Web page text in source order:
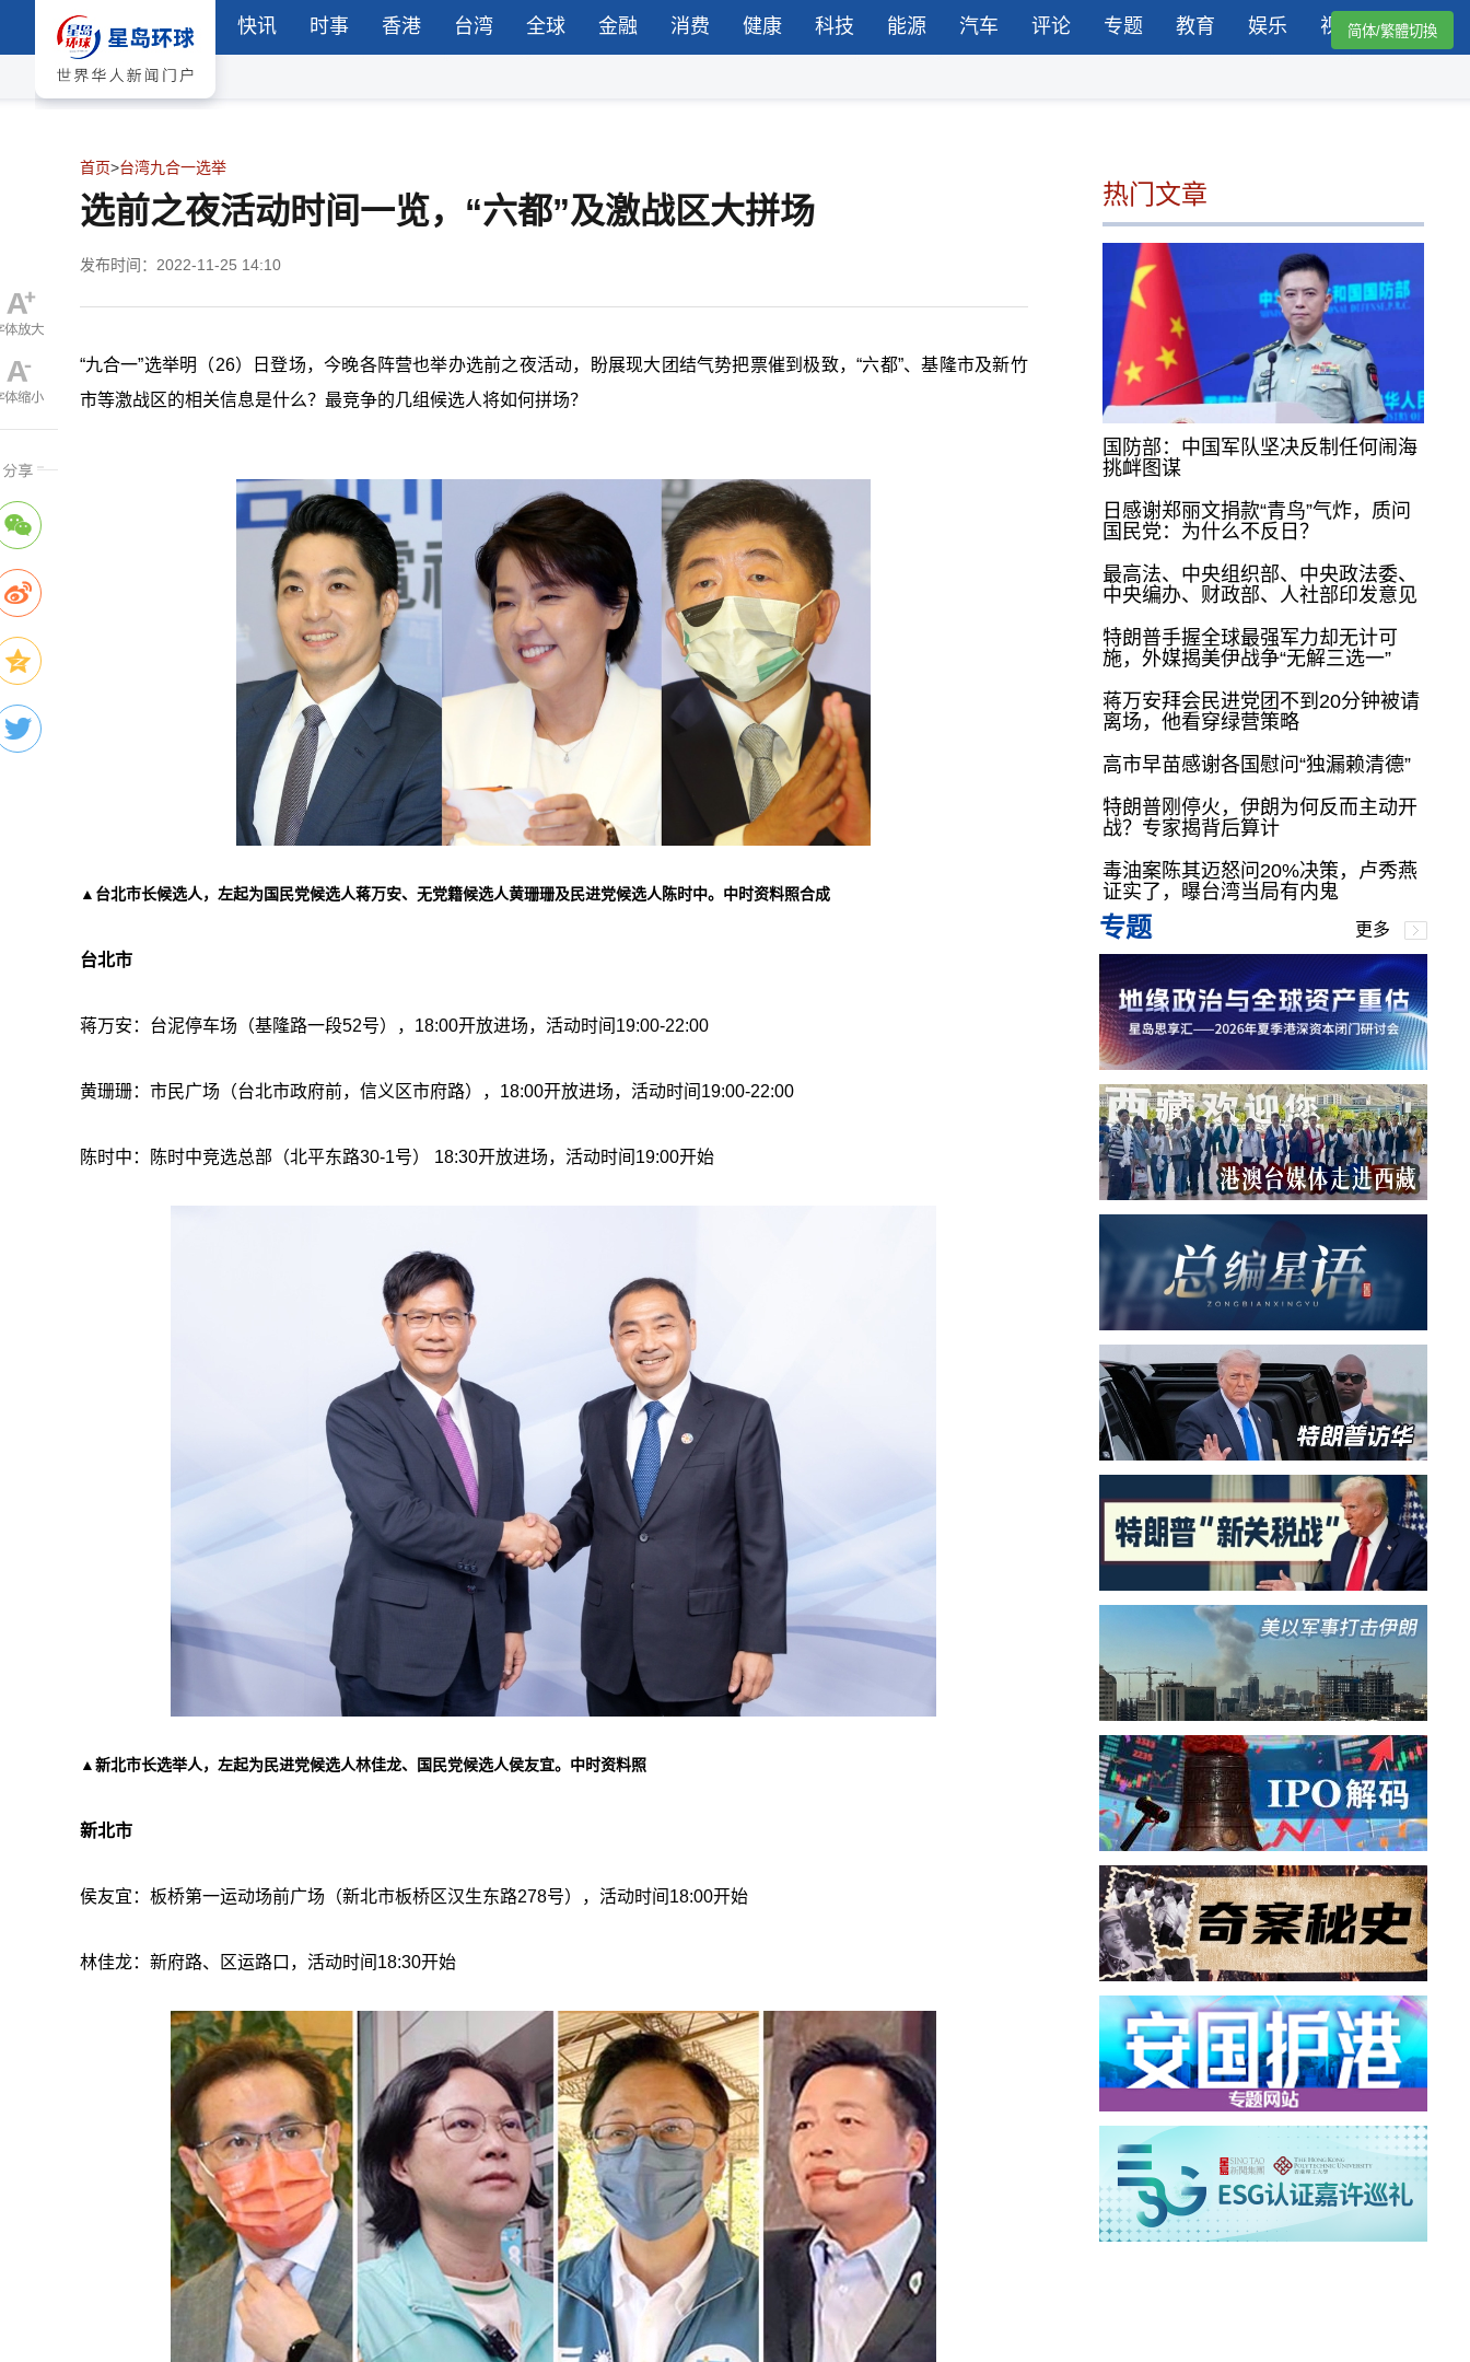
快讯 时事 香港 台湾 全球 金融 消费 健康 科技 能源 汽车 评论 专题 教育 娱乐 视频简体/繁體切換
首页>台湾九合一选举
选前之夜活动时间一览，“六都”及激战区大拼场
发布时间：2022-11-25 14:10
“九合一”选举明（26）日登场，今晚各阵营也举办选前之夜活动，盼展现大团结气势把票催到极致，“六都”、基隆市及新竹
市等激战区的相关信息是什么？最竞争的几组候选人将如何拼场？
▲台北市长候选人，左起为国民党候选人蒋万安、无党籍候选人黄珊珊及民进党候选人陈时中。中时资料照合成
台北市
蒋万安：台泥停车场（基隆路一段52号），18:00开放进场，活动时间19:00-22:00
黄珊珊：市民广场（台北市政府前，信义区市府路），18:00开放进场，活动时间19:00-22:00
陈时中：陈时中竞选总部（北平东路30-1号） 18:30开放进场，活动时间19:00开始
▲新北市长选举人，左起为民进党候选人林佳龙、国民党候选人侯友宜。中时资料照
新北市
侯友宜：板桥第一运动场前广场（新北市板桥区汉生东路278号），活动时间18:00开始
林佳龙：新府路、区运路口，活动时间18:30开始
热门文章
国防部：中国军队坚决反制任何闹海
挑衅图谋
日感谢郑丽文捐款“青鸟”气炸，质问
国民党：为什么不反日？
最高法、中央组织部、中央政法委、
中央编办、财政部、人社部印发意见
特朗普手握全球最强军力却无计可
施，外媒揭美伊战争“无解三选一”
蒋万安拜会民进党团不到20分钟被请
离场，他看穿绿营策略
高市早苗感谢各国慰问“独漏赖清德”
特朗普刚停火，伊朗为何反而主动开
战？专家揭背后算计
毒油案陈其迈怒问20%决策，卢秀燕
证实了，曝台湾当局有内鬼
专题 更多